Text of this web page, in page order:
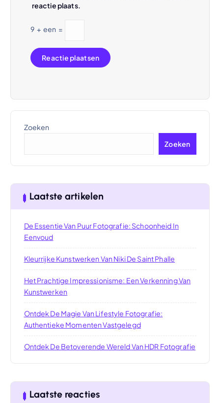
reactie plaats.
9 + een =
Zoeken
Zoeken
Laatste artikelen
De Essentie Van Puur Fotografie: Schoonheid In
Eenvoud
Kleurrijke Kunstwerken Van Niki De Saint Phalle
Het Prachtige Impressionisme: Een Verkenning Van
Kunstwerken
Ontdek De Magie Van Lifestyle Fotografie:
Authentieke Momenten Vastgelegd
Ontdek De Betoverende Wereld Van HDR Fotografie
Laatste reacties